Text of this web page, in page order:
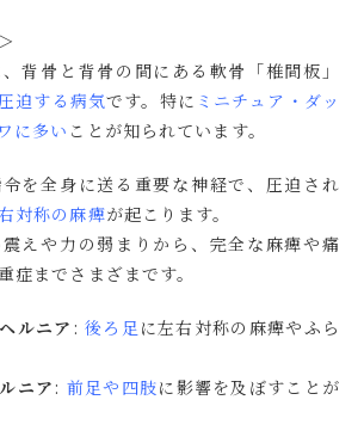
背骨と背骨の間にある軟骨「椎間板」
迫する病気です。特に ミニチュア・ダッ
に多い ことが知られています。
を全身に送る重要な神経で、圧迫され
対称の麻痺が起こります。
えや力の弱まりから、完全な麻痺や痛
症までさまざまです。
ルニア : 後ろ足 に左右対称の麻痺やふら
ニア : 前足や四肢に影響を及ぼすことが